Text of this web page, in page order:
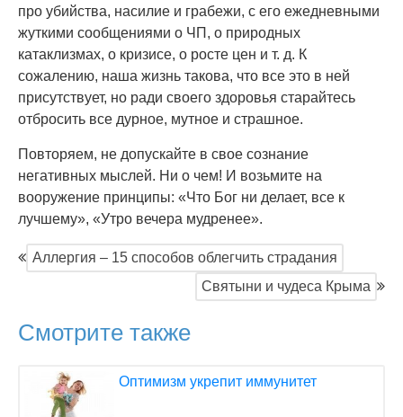
про убийства, насилие и грабежи, с его ежедневными
жуткими сообщениями о ЧП, о природных
катаклизмах, о кризисе, о росте цен и т. д. К
сожалению, наша жизнь такова, что все это в ней
присутствует, но ради своего здоровья старайтесь
отбросить все дурное, мутное и страшное.
Повторяем, не допускайте в свое сознание
негативных мыслей. Ни о чем! И возьмите на
вооружение принципы: «Что Бог ни делает, все к
лучшему», «Утро вечера мудренее».
Аллергия – 15 способов облегчить страдания
Святыни и чудеса Крыма
Смотрите также
Оптимизм укрепит иммунитет